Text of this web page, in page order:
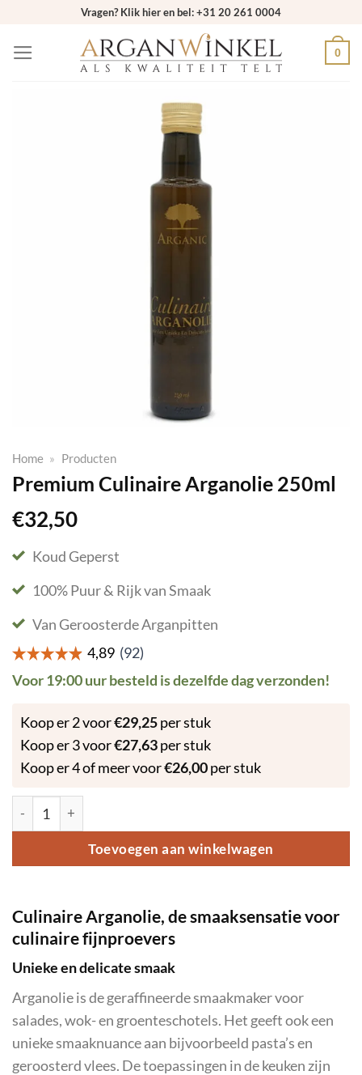
inhoud
Vragen? Klik hier en bel: +31 20 261 0004
0
Home » Producten
Premium Culinaire Arganolie 250ml
€32,50
Koud Geperst
100% Puur & Rijk van Smaak
Van Geroosterde Arganpitten
Voor 19:00 uur besteld is dezelfde dag verzonden!
Koop er 2 voor€29,25per stuk
Koop er 3 voor€27,63per stuk
Koop er 4 of meer voor€26,00per stuk
Premium Culinaire Arganolie 250ml aantal
Toevoegen aan winkelwagen
Culinaire Arganolie, de smaaksensatie voor
culinaire fijnproevers
Unieke en delicate smaak
Arganolie is de geraffineerde smaakmaker voor
salades, wok- en groenteschotels. Het geeft ook een
unieke smaaknuance aan bijvoorbeeld pasta’s en
geroosterd vlees. De toepassingen in de keuken zijn